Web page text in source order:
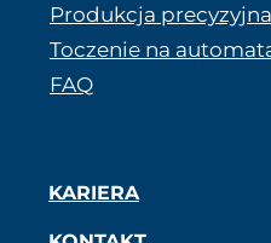
Produkcja precyzyjna
Toczenie na
FAQ
KARIERA